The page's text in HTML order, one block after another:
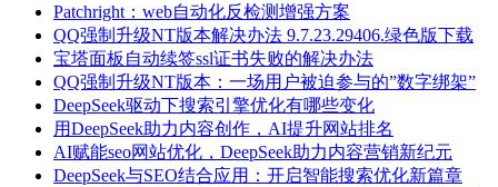
Patchright：web自动化反检测增强方案
QQ强制升级NT版本解决办法 9.7.23.29406.绿色版下载
宝塔面板自动续签ssl证书失败的解决办法
QQ强制升级NT版本：一场用户被迫参与的”数字绑架”
DeepSeek驱动下搜索引擎优化有哪些变化
用DeepSeek助力内容创作，AI提升网站排名
AI赋能seo网站优化，DeepSeek助力内容营销新纪元
DeepSeek与SEO结合应用：开启智能搜索优化新篇章